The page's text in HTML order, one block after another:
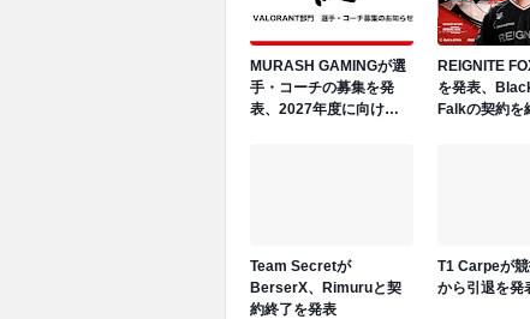
MURASH GAMINGが選
手・コーチの募集を発
表、2027年度に向けロ
REIGNITE
を発表、
Falkの契約を
Team Secretが
BerserX、Rimuruと契
約終了を発表
T1 Carpeが
から引退を発